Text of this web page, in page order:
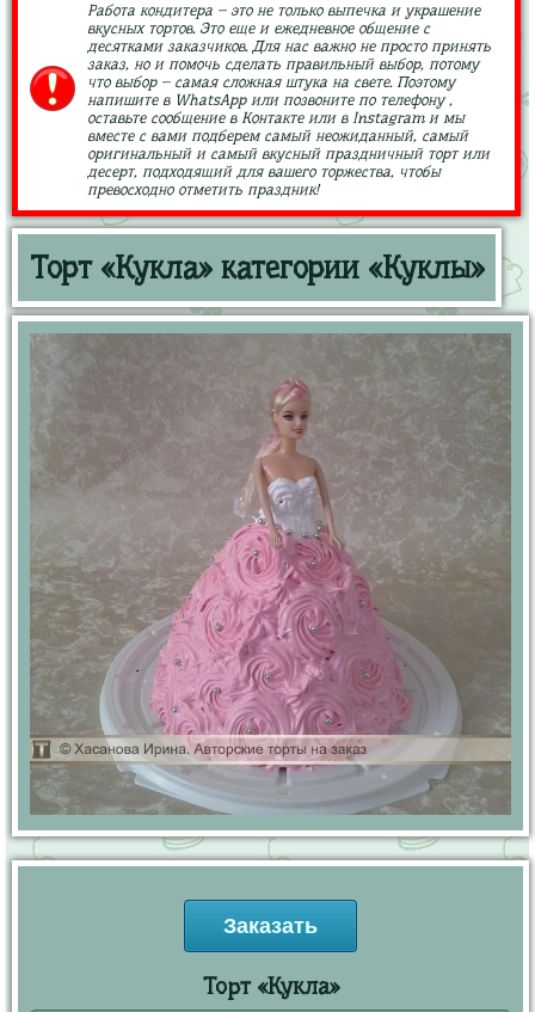
Работа кондитера – это не только выпечка и украшение
вкусных тортов. Это еще и ежедневное общение с
десятками заказчиков. Для нас важно не просто принять
заказ, но и помочь сделать правильный выбор, потому
что выбор – самая сложная штука на свете. Поэтому
напишите в WhatsApp или позвоните по телефону ,
оставьте сообщение в Контакте или в Instagram и мы
вместе с вами подберем самый неожиданный, самый
оригинальный и самый вкусный праздничный торт или
десерт, подходящий для вашего торжества, чтобы
превосходно отметить праздник!
Торт «Кукла» категории «Куклы»
Заказать
Торт «Кукла»